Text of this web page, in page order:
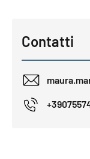
Contatti